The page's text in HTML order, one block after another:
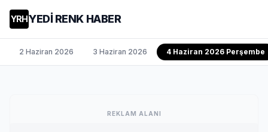
YRHYEDİ RENK HABER
2 Haziran 2026 3 Haziran 2026 4 Haziran 2026 Perşembe
REKLAM ALANI